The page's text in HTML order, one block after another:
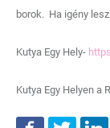
borok. Ha igény
Kutya Egy Hely-
Kutya Egy Helyen a